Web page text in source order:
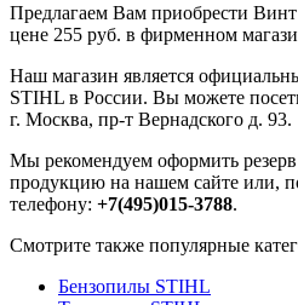
Предлагаем Вам приобрести
цене 255 руб. в фирменном
Наш магазин является
STIHL в России. Вы можете
г. Москва, пр-т Вернадского д. 93.
Мы рекомендуем оформить
продукцию на нашем сайте или,
телефону: +7(495)015-3788.
Смотрите также популярные
Бензопилы STIHL